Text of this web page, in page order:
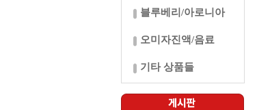
블루베리/아로니아
오미자진액/음료
기타 상품들